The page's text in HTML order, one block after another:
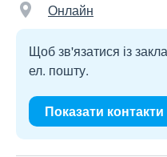
Онлайн
Щоб зв'язатися із
ел. пошту.
Показати контакти